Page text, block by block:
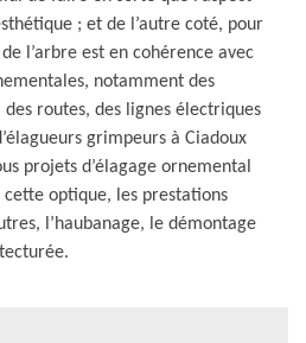
; et de l’autre coté, pour
l’arbre est en cohérence avec
notamment des
routes, des lignes électriques
grimpeurs à Ciadoux
projets d’élagage ornemental
optique, les prestations
l’haubanage, le démontage